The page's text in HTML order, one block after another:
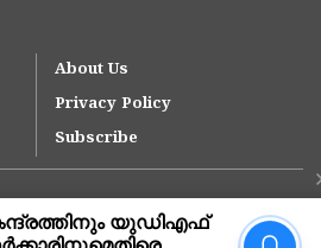
About Us
Privacy Policy
Subscribe